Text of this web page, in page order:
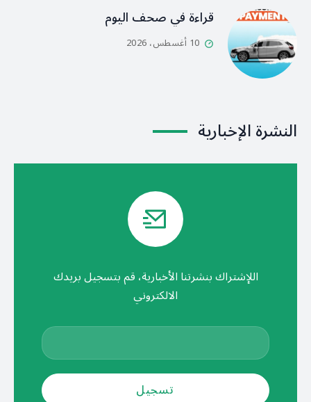
قراءة في صحف اليوم
10 أغسطس، 2026
النشرة الإخبارية
اللإشتراك بنشرتنا الأخبارية، قم بتسجيل بريدك
الالكتروني